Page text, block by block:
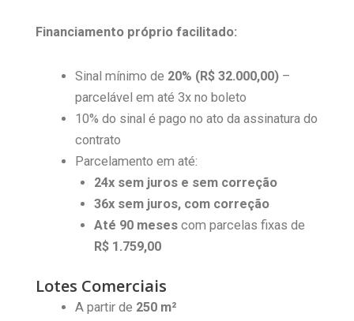
Financiamento próprio facilitado:
Sinal mínimo de 20% (R$ 32.000,00)–
parcelável em até 3x no boleto
10% do sinal é pago no ato da assinatura do
contrato
Parcelamento em até:
24x sem juros e sem correção
36x sem juros, com correção
Até 90 meses com parcelas fixas de
R$ 1.759,00
Lotes Comerciais
A partir de 250 m²